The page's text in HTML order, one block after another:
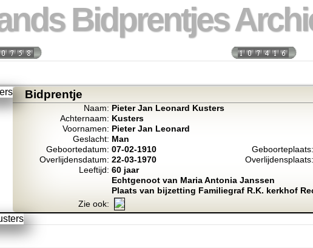
Bidprentjes
Bidprentje
Naam: Pieter Jan Leonard Kusters
Achternaam: Kusters
Voornamen: Pieter Jan Leonard
Geslacht: Man
Geboortedatum: 07-02-1910 Geboorteplaats:
Overlijdensdatum: 22-03-1970 Overlijdensplaats:
Leeftijd: 60 jaar
Echtgenoot van Maria Antonia Janssen
Plaats van bijzetting Familiegraf R.K. kerkhof
Zie ook: